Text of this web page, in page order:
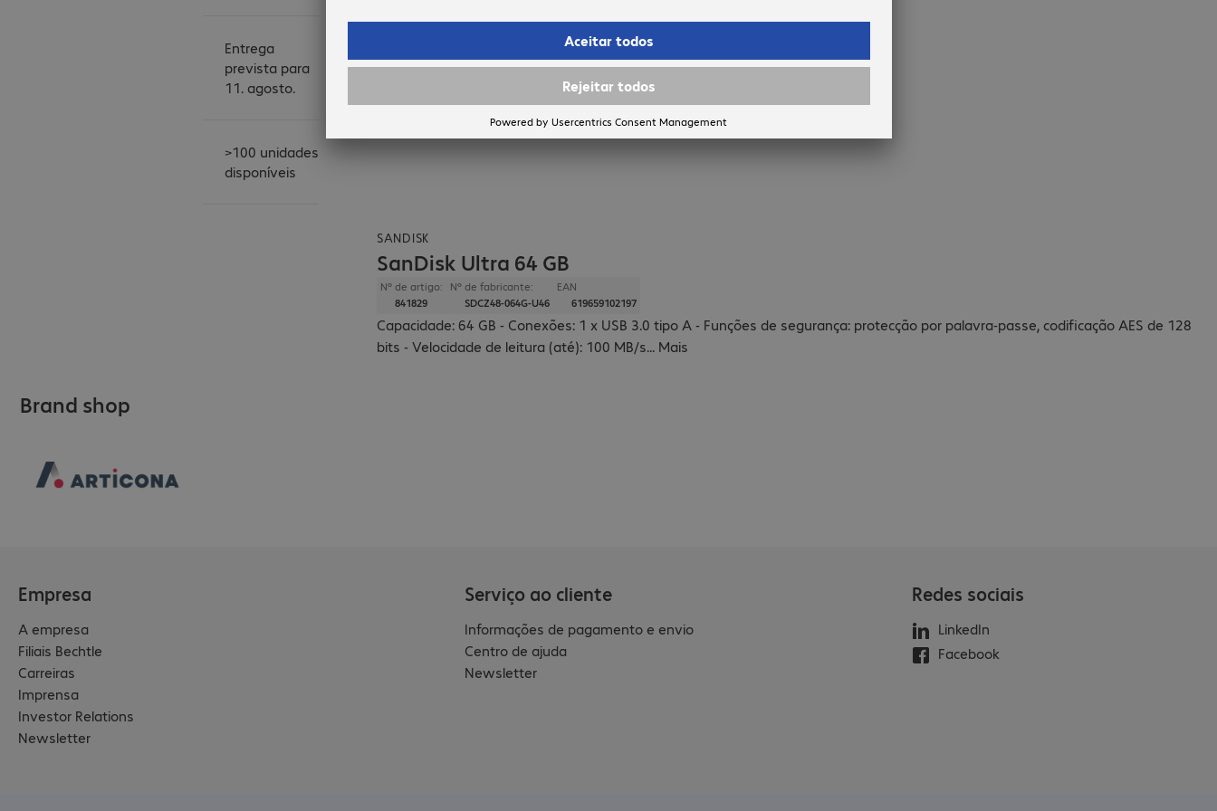
SANDISK
SanDisk Ultra 64 GB
Nº de artigo:
841829
Nº de fabricante:
SDCZ48-064G-U46
EAN
619659102197
Capacidade: 64 GB - Conexões: 1 x USB 3.0 tipo A - Funções de segurança: protecção por palavra-passe, codificação AES de 128
bits - Velocidade de leitura (até): 100 MB/s... Mais
Entrega
prevista para
11. agosto.
>100 unidades
disponíveis
Brand shop
Empresa
A empresa
Filiais Bechtle
Carreiras
Imprensa
Investor Relations
Newsletter
Serviço ao cliente
Informações de pagamento e envio
Centro de ajuda
Newsletter
Redes sociais
LinkedIn
Facebook